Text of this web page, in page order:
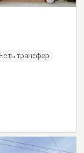
Есть трансфер